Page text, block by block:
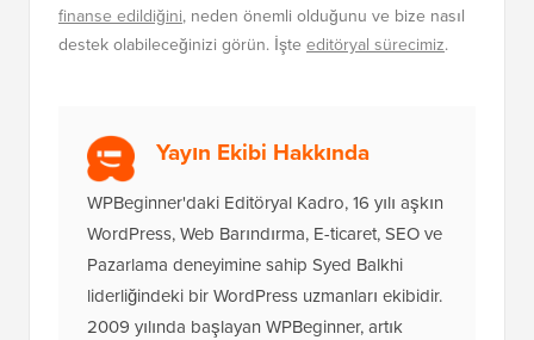
finanse edildiğini, neden önemli olduğunu ve bize nasıl
destek olabileceğinizi görün. İşte editöryal sürecimiz.
Yayın Ekibi Hakkında
WPBeginner'daki Editöryal Kadro, 16 yılı aşkın
WordPress, Web Barındırma, E-ticaret, SEO ve
Pazarlama deneyimine sahip Syed Balkhi
liderliğindeki bir WordPress uzmanları ekibidir.
2009 yılında başlayan WPBeginner, artık